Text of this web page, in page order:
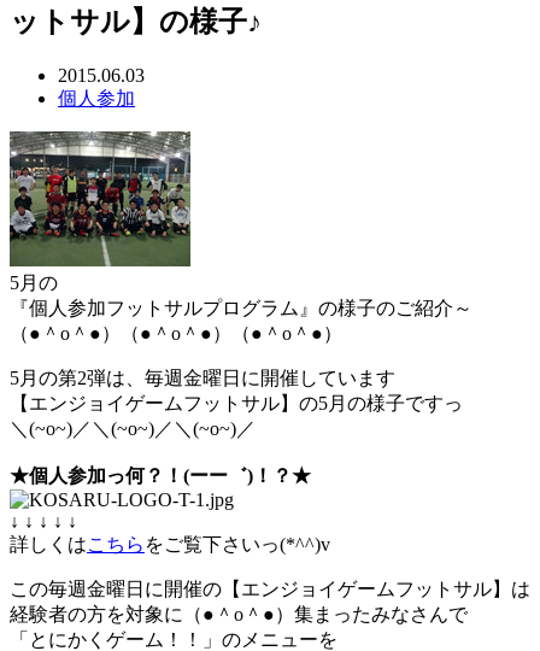
ットサル】の様子♪
2015.06.03
個人参加
5月の
『個人参加フットサルプログラム』の様子のご紹介～
（●＾o＾●）（●＾o＾●）（●＾o＾●）
5月の第2弾は、毎週金曜日に開催しています
【エンジョイゲームフットサル】の5月の様子ですっ
＼(~o~)／＼(~o~)／＼(~o~)／
★個人参加っ何？！(ーー゛)！？★
↓ ↓ ↓ ↓ ↓
詳しくはこちら をご覧下さいっ(*^^)v
この毎週金曜日に開催の【エンジョイゲームフットサル】は
経験者の方を対象に（●＾o＾●）集まったみなさんで
「とにかくゲーム！！」のメニューを